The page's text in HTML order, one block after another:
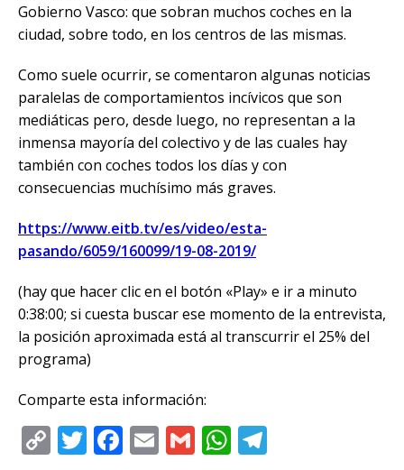
Gobierno Vasco: que sobran muchos coches en la
ciudad, sobre todo, en los centros de las mismas.
Como suele ocurrir, se comentaron algunas noticias
paralelas de comportamientos incívicos que son
mediáticas pero, desde luego, no representan a la
inmensa mayoría del colectivo y de las cuales hay
también con coches todos los días y con
consecuencias muchísimo más graves.
https://www.eitb.tv/es/video/esta-
pasando/6059/160099/19-08-2019/
(hay que hacer clic en el botón «Play» e ir a minuto
0:38:00; si cuesta buscar ese momento de la entrevista,
la posición aproximada está al transcurrir el 25% del
programa)
Comparte esta información:
C T F E G W